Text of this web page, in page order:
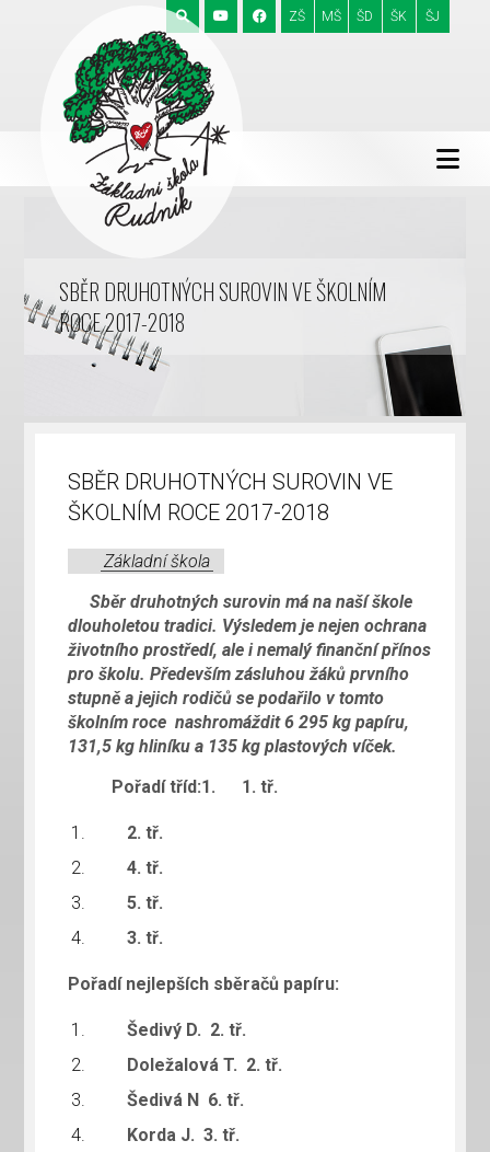
ZŠ MŠ ŠD ŠK ŠJ
SBĚR DRUHOTNÝCH SUROVIN VE ŠKOLNÍM
ROCE 2017-2018
SBĚR DRUHOTNÝCH SUROVIN VE
ŠKOLNÍM ROCE 2017-2018
Základní škola
Sběr druhotných surovin má na naší škole
dlouholetou tradici. Výsledem je nejen ochrana
životního prostředí, ale i nemalý finanční přínos
pro školu. Především zásluhou žáků prvního
stupně a jejich rodičů se podařilo v tomto
školním roce nashromáždit 6 295 kg papíru,
131,5 kg hliníku a 135 kg plastových víček.
Pořadí tříd:1. 1. tř.
2. tř.
4. tř.
5. tř.
3. tř.
Pořadí nejlepších sběračů papíru:
Šedivý D. 2. tř.
Doležalová T. 2. tř.
Šedivá N 6. tř.
Korda J. 3. tř.